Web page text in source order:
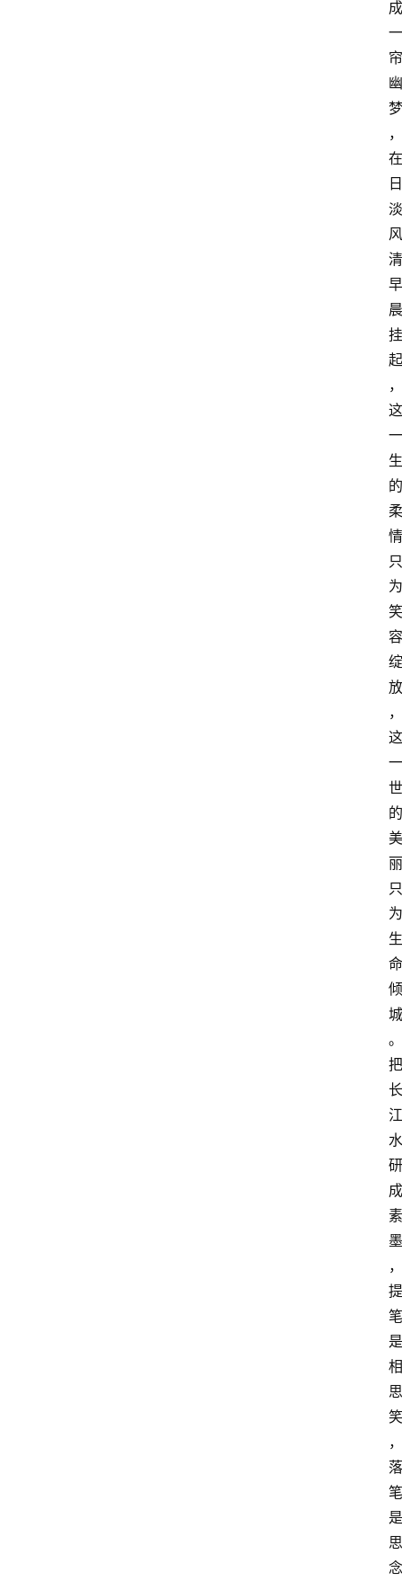
成
一
帘
幽
梦
，
在
日
淡
风
清
早
晨
挂
起
，
这
一
生
的
柔
情
只
为
笑
容
绽
放
，
这
一
世
的
美
丽
只
为
生
命
倾
城
。
把
长
江
水
研
成
素
墨
，
提
笔
是
相
思
笑
，
落
笔
是
思
念